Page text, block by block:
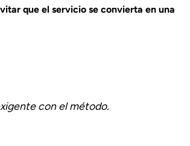
que el servicio se convierta en una
con el método.